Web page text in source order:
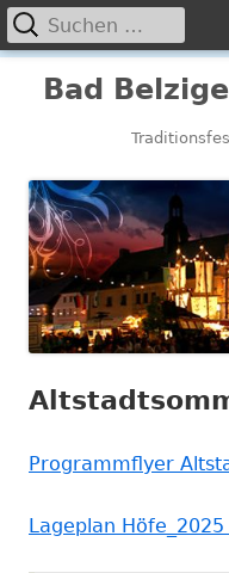
Springe
Bad
Primäres
Menü
Programmflyer
Lageplan Höfe_2025